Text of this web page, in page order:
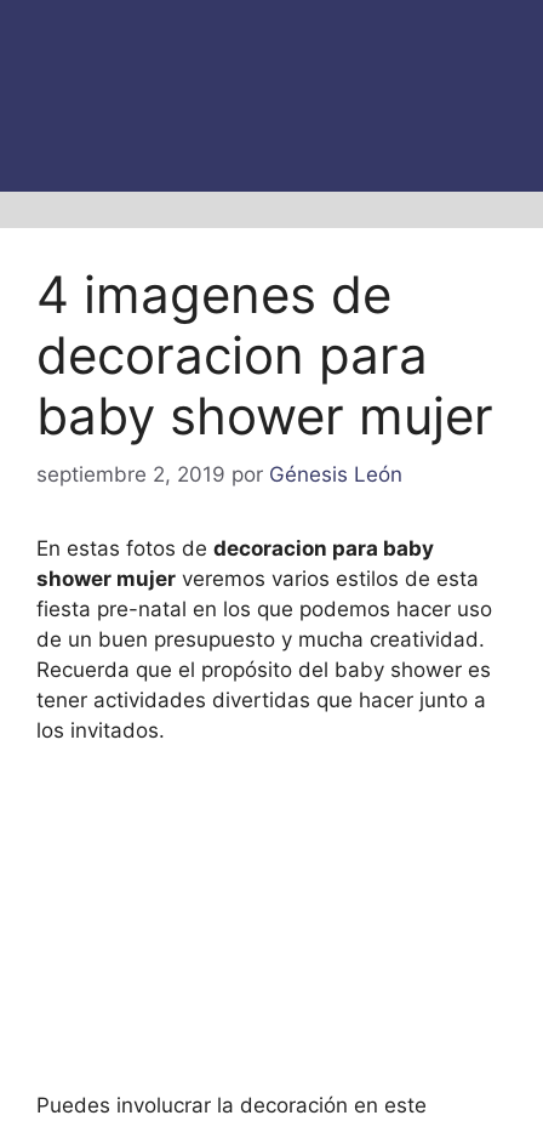
4 imagenes de
decoracion para
baby shower mujer
septiembre 2, 2019 por Génesis León
En estas fotos de decoracion para baby
shower mujer veremos varios estilos de esta
fiesta pre-natal en los que podemos hacer uso
de un buen presupuesto y mucha creatividad.
Recuerda que el propósito del baby shower es
tener actividades divertidas que hacer junto a
los invitados.
Puedes involucrar la decoración en este